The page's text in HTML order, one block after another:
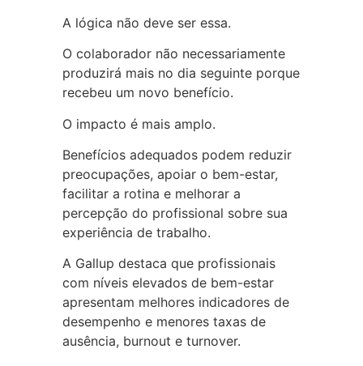
A lógica não deve ser essa.
O colaborador não necessariamente
produzirá mais no dia seguinte porque
recebeu um novo benefício.
O impacto é mais amplo.
Benefícios adequados podem reduzir
preocupações, apoiar o bem-estar,
facilitar a rotina e melhorar a
percepção do profissional sobre sua
experiência de trabalho.
A Gallup destaca que profissionais
com níveis elevados de bem-estar
apresentam melhores indicadores de
desempenho e menores taxas de
ausência, burnout e turnover.